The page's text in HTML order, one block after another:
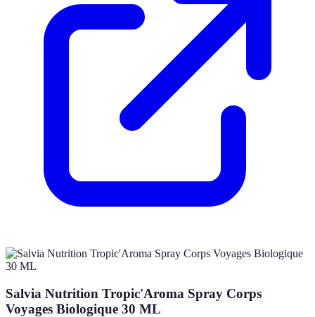
Salvia Nutrition Tropic'Aroma Spray Corps
Voyages Biologique 30 ML